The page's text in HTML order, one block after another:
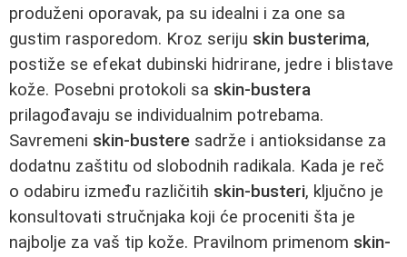
produženi oporavak, pa su idealni i za one sa
gustim rasporedom. Kroz seriju skin busterima,
postiže se efekat dubinski hidrirane, jedre i blistave
kože. Posebni protokoli sa skin-bustera
prilagođavaju se individualnim potrebama.
Savremeni skin-bustere sadrže i antioksidanse za
dodatnu zaštitu od slobodnih radikala. Kada je reč
o odabiru između različitih skin-busteri, ključno je
konsultovati stručnjaka koji će proceniti šta je
najbolje za vaš tip kože. Pravilnom primenom skin-